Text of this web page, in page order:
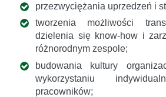
przezwyciężania uprzedzeń i
tworzenia możliwości
dzielenia się know-how i
różnorodnym zespole;
budowania kultury
wykorzystaniu
pracowników;